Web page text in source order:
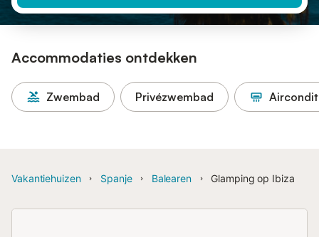
Accommodaties ontdekken
Zwembad Privézwembad
Vakantiehuizen Spanje Balearen Glamping op Ibiza